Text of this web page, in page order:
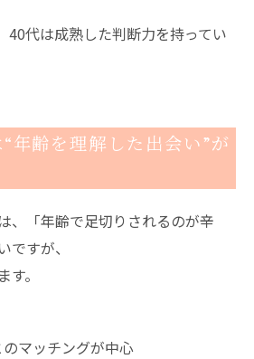
40代は成熟した判断力を持ってい
年齢を理解した出会い”が
、「年齢で足切りされるのが辛
すが、
。
マッチングが中心